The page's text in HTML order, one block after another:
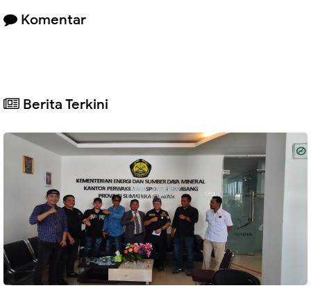
Komentar
Berita Terkini